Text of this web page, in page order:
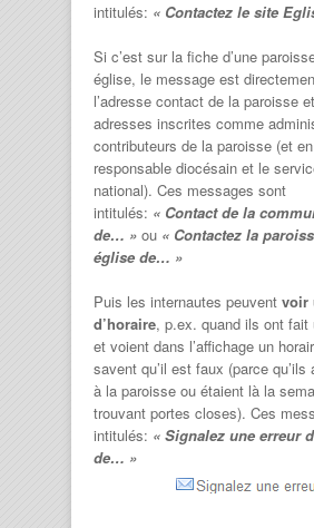
intitulés: « Contactez le site
Si c’est sur la fiche d’une
église, le message est
l’adresse contact de la paroisse
adresses inscrites comme
contributeurs de la paroisse (et
responsable diocésain et le
national). Ces messages sont
intitulés: « Contact de la
de… » ou « Contactez la
église de… »
Puis les internautes peuvent voir
d’horaire, p.ex. quand ils ont fait
et voient dans l’affichage un
savent qu’il est faux (parce qu’ils
à la paroisse ou étaient là la
trouvant portes closes). Ces
intitulés: « Signalez une erreur
de… »